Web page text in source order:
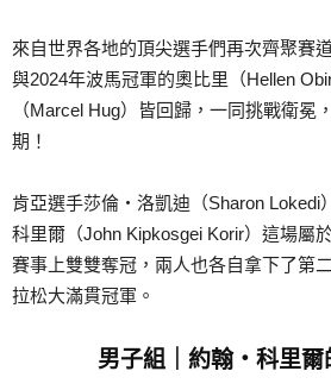
來自世界各地的頂尖選手們再次齊聚賽
與2024年波馬冠軍的奧比里（Hellen
（Marcel Hug）皆回歸，一同挑戰衛冕
期！
肯亞選手莎倫・洛凱迪（Sharon Lokedi
科里爾（John Kipkosgei Korir）這場屬
賽事上雙雙奪冠，兩人也各自拿下了第
拉松大滿貫冠軍。
男子組｜約翰・科里爾